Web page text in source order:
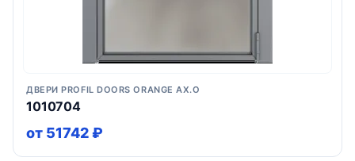
ДВЕРИ PROFIL DOORS ORANGE AX.O
1010704
от 51742 ₽